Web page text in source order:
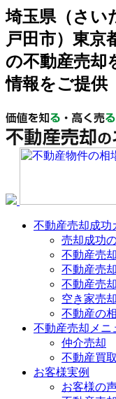
埼玉県（さい
戸田市）東京
の不動産売却
情報をご提供
不動産売却成功
売却成功
不動産売
不動産売
不動産売
空き家売
不動産の
不動産売却メニ
仲介売却
不動産買取
お客様実例
お客様の